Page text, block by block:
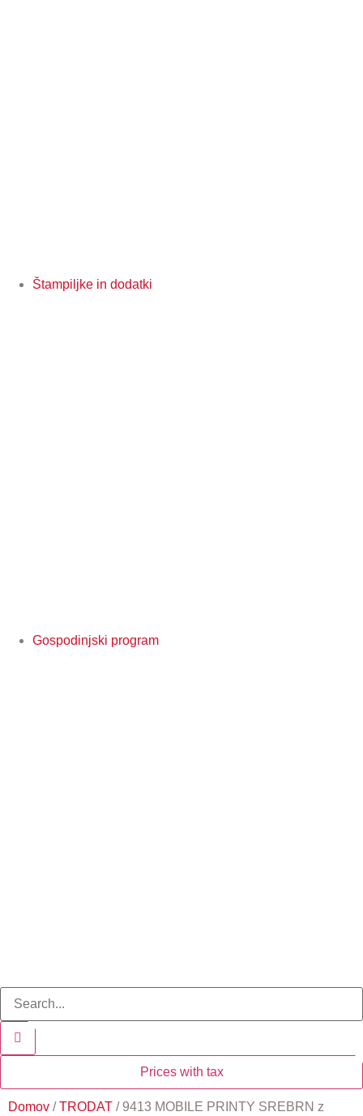
Štampiljke in dodatki
Gospodinjski program
Prices with tax
Domov /TRODAT / 9413 MOBILE PRINTY SREBRN z